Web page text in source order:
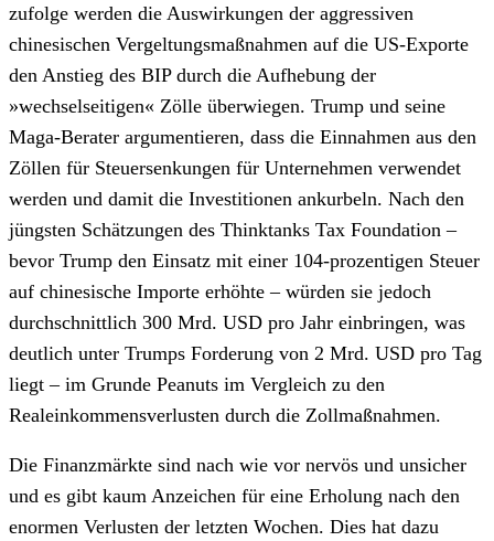
zufolge werden die Auswirkungen der aggressiven
chinesischen Vergeltungsmaßnahmen auf die US-Exporte
den Anstieg des BIP durch die Aufhebung der
»wechselseitigen« Zölle überwiegen. Trump und seine
Maga-Berater argumentieren, dass die Einnahmen aus den
Zöllen für Steuersenkungen für Unternehmen verwendet
werden und damit die Investitionen ankurbeln. Nach den
jüngsten Schätzungen des Thinktanks Tax Foundation –
bevor Trump den Einsatz mit einer 104-prozentigen Steuer
auf chinesische Importe erhöhte – würden sie jedoch
durchschnittlich 300 Mrd. USD pro Jahr einbringen, was
deutlich unter Trumps Forderung von 2 Mrd. USD pro Tag
liegt – im Grunde Peanuts im Vergleich zu den
Realeinkommensverlusten durch die Zollmaßnahmen.
Die Finanzmärkte sind nach wie vor nervös und unsicher
und es gibt kaum Anzeichen für eine Erholung nach den
enormen Verlusten der letzten Wochen. Dies hat dazu